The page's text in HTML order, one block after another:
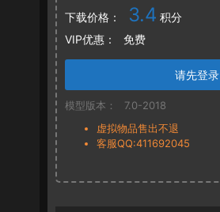
下载价格： 3.4 积分
VIP优惠：
免费
请先登录
模型版本：
7.0-2018
虚拟物品售出不退
客服QQ:411692045